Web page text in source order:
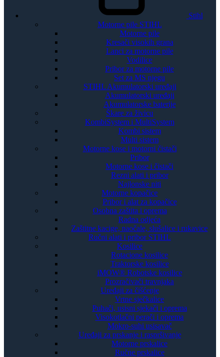
Stihl
Motorne pile STIHL
Motorne pile
Kresači visokih grana
Lanci za motorne pile
Vodilice
Pribor za motorne pile
Set za MS njegu
STIHL Akumulatorski uređaji
Akumulatorski uređaji
Akumulatorske baterije
Škare za živicu
KombiSystem i MultiSystem
Kombi sistem
Multi sistem
Motorne kose i motorni čistači
Pribor
Motorne kose i čistači
Rezni alati i pribor
Najlonske niti
Motorne kopačice
Pribor i alat za kopačice
Osobna zaštita i oprema
Radna odjeća
Zaštitne kacige, naočale, slušalice i rukavice
Ručni alati i pribor STIHL
Kosilice
Rotacione kosilice
Traktorske kosilice
iMOW® Robotske kosilice
Prozračivači travnjaka
Uređaji za čišćenje
Vrtne sječkalice
Puhači, usisni sjekači i oprema
Visokotlačni perači i oprema
Mokro-suhi usisavač
Uređaji za prskanje i raspršivanje
Motorne prskalice
Ručne prskalice